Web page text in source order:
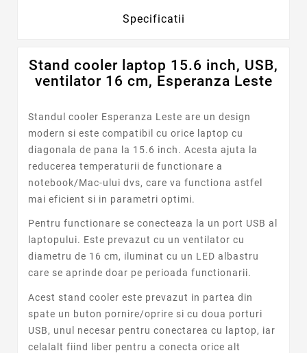
Specificatii
Stand cooler laptop 15.6 inch, USB,
ventilator 16 cm, Esperanza Leste
Standul cooler Esperanza Leste are un design
modern si este compatibil cu orice laptop cu
diagonala de pana la 15.6 inch. Acesta ajuta la
reducerea temperaturii de functionare a
notebook/Mac-ului dvs, care va functiona astfel
mai eficient si in parametri optimi.
Pentru functionare se conecteaza la un port USB al
laptopului. Este prevazut cu un ventilator cu
diametru de 16 cm, iluminat cu un LED albastru
care se aprinde doar pe perioada functionarii.
Acest stand cooler este prevazut in partea din
spate un buton pornire/oprire si cu doua porturi
USB, unul necesar pentru conectarea cu laptop, iar
celalalt fiind liber pentru a conecta orice alt